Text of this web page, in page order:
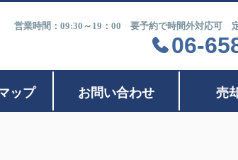
営業時間：09:30～19：00 要予約で時間外対応可
06-
ップ お問い合わせ 売